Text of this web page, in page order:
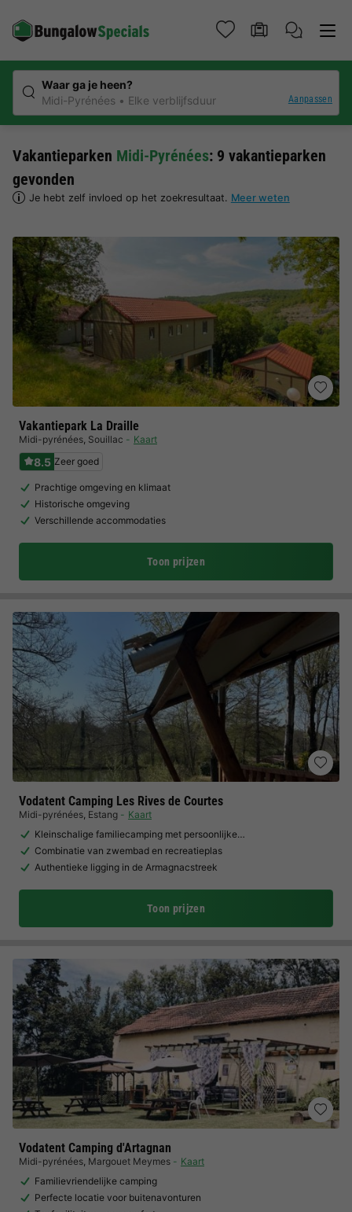
Waar ga je heen?
Midi-Pyrénées
Elke verblijfsduur Aanpassen
Vakantieparken Midi-Pyrénées: 9 vakantieparken
gevonden
Je hebt zelf invloed op het zoekresultaat. Meer weten
Vakantiepark La Draille
Midi-pyrénées, Souillac Kaart
8.5 Zeer goed
Prachtige omgeving en klimaat
Historische omgeving
Verschillende accommodaties
Toon prijzen
Vodatent Camping Les Rives de Courtes
Midi-pyrénées, Estang
Kaart
Kleinschalige familiecamping met persoonlijke…
Combinatie van zwembad en recreatieplas
Authentieke ligging in de Armagnacstreek
Toon prijzen
Vodatent Camping d'Artagnan
Midi-pyrénées, Margouet Meymes
Kaart
Familievriendelijke camping
Perfecte locatie voor buitenavonturen